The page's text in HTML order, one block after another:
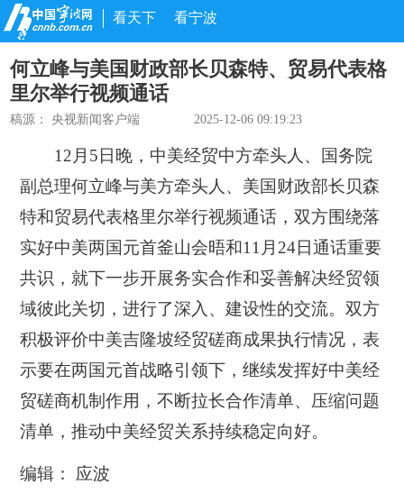
看天下 看宁波
何立峰与美国财政部长贝森特、贸易代表格
里尔举行视频通话
稿源：央视新闻客户端 2025-12-06 09:19:23
12月5日晚，中美经贸中方牵头人、国务院
副总理何立峰与美方牵头人、美国财政部长贝森
特和贸易代表格里尔举行视频通话，双方围绕落
实好中美两国元首釜山会晤和11月24日通话重要
共识，就下一步开展务实合作和妥善解决经贸领
域彼此关切，进行了深入、建设性的交流。双方
积极评价中美吉隆坡经贸磋商成果执行情况，表
示要在两国元首战略引领下，继续发挥好中美经
贸磋商机制作用，不断拉长合作清单、压缩问题
清单，推动中美经贸关系持续稳定向好。
编辑： 应波